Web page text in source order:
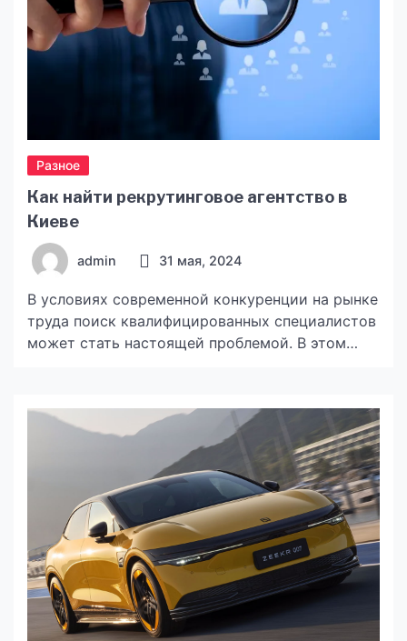
Разное
Как найти рекрутинговое агентство в
Киеве
admin 31 мая, 2024
В условиях современной конкуренции на рынке
труда поиск квалифицированных специалистов
может стать настоящей проблемой. В этом
расскажем, как найти подходящее hr агентство
и что учитывать при выборе. Определение
ваших потребностей Первый шаг на пути к
успешному сотрудничеству с рекрутинговым
агентством — это четкое понимание […]